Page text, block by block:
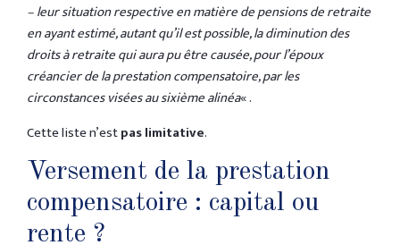
– leur situation respective en matière de pensions de retraite
en ayant estimé, autant qu’il est possible, la diminution des
droits à retraite qui aura pu être causée, pour l’époux
créancier de la prestation compensatoire, par les
circonstances visées au sixième alinéa« .
Cette liste n’estpas limitative.
Versement de la prestation
compensatoire : capital ou
rente ?